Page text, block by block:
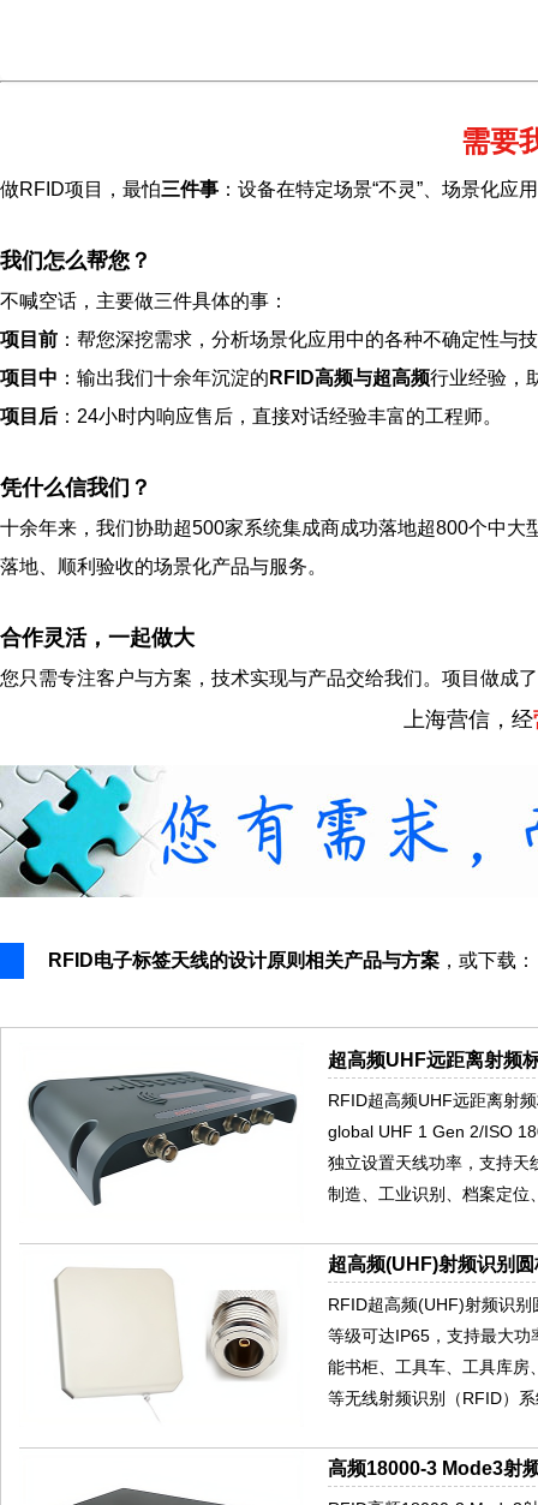
需要
做RFID项目，最怕三件事 ：设备在特定场景“不灵”、场景化
我们怎么帮您？
不喊空话，主要做三件具体的事：
项目前 ：帮您深挖需求，分析场景化应用中的各种不确定性与
项目中 ：输出我们十余年沉淀的 RFID高频与超高频行业经验，
项目后 ：24小时内响应售后，直接对话经验丰富的工程师。
凭什么信我们？
十余年来，我们协助超500家系统集成商成功落地超800个中大
落地、顺利验收的场景化产品与服务。
合作灵活，一起做大
您只需专注客户与方案，技术实现与产品交给我们。项目做成
上海营信，经
RFID电子标签天线的设计原则相关产品与方案 ，或下载
超高频UHF远距离射频
RFID超高频UHF远距离射
global UHF 1 Gen 2/ISO
独立设置天线功率，支持天
制造、工业识别、档案定位
超高频(UHF)射频识别
RFID超高频(UHF)射频识
等级可达IP65，支持最大
能书柜、工具车、工具库房
等无线射频识别（RFID）
高频18000-3 Mode3射